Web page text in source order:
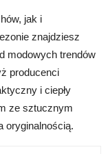
jak i
znajdziesz
modowych trendów
producenci
i ciepły
ze sztucznym
oryginalnością.